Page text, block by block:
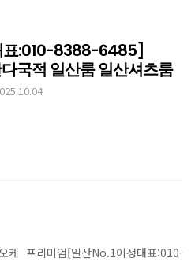
표:010-8388-6485]
국적 일산룸 일산셔츠룸
케 프리미엄[일산No.1이정대표:010-